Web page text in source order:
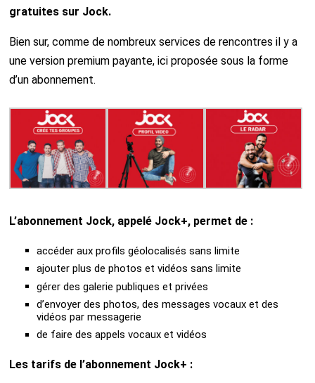
gratuites sur Jock.
Bien sur, comme de nombreux services de rencontres il y a
une version premium payante, ici proposée sous la forme
d’un abonnement.
L’abonnement Jock, appelé Jock+, permet de :
accéder aux profils géolocalisés sans limite
ajouter plus de photos et vidéos sans limite
gérer des galerie publiques et privées
d’envoyer des photos, des messages vocaux et des
vidéos par messagerie
de faire des appels vocaux et vidéos
Les tarifs de l’abonnement Jock+ :